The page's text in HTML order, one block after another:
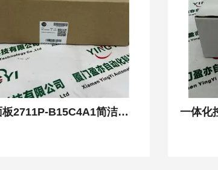
控制面板2711P-B15C4A1简洁易用